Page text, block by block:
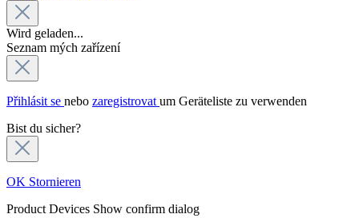
Wird geladen...
Seznam mých zařízení
Přihlásit se nebo zaregistrovat um Geräteliste zu verwenden
Bist du sicher?
OK Stornieren
Product Devices Show confirm dialog